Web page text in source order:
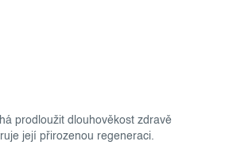
prodloužit dlouhověkost zdravě
její přirozenou regeneraci.